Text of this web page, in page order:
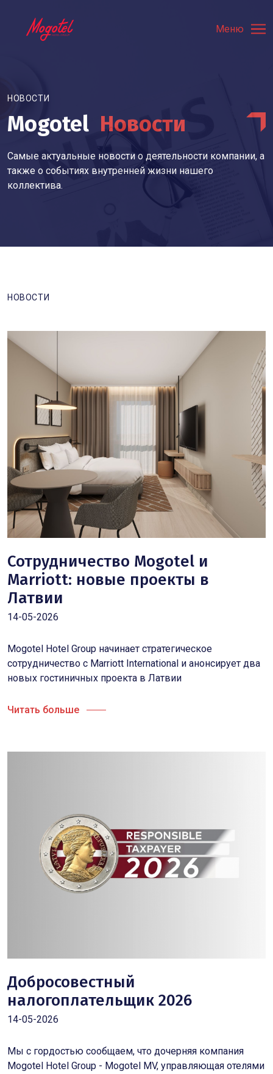
Меню
НОВОСТИ
Mogotel Новости
Самые актуальные новости о деятельности компании, а
также о событиях внутренней жизни нашего
коллектива.
НОВОСТИ
Сотрудничество Mogotel и
Marriott: новые проекты в
Латвии
14-05-2026
Mogotel Hotel Group начинает стратегическое
сотрудничество с Marriott International и анонсирует два
новых гостиничных проекта в Латвии
Читать больше
Добросовестный
налогоплательщик 2026
14-05-2026
Мы с гордостью сообщаем, что дочерняя компания
Mogotel Hotel Group - Mogotel MV, управляющая отелями